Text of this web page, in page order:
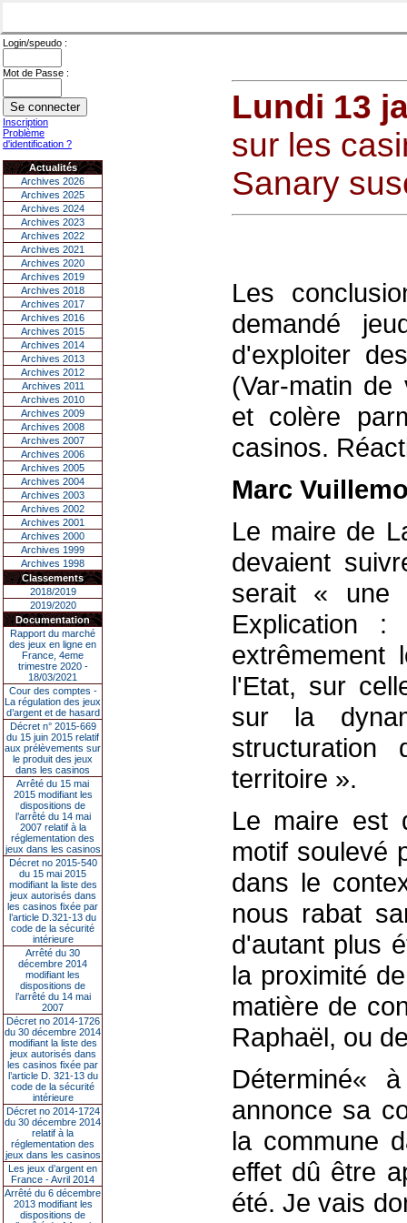
Login/speudo :
Mot de Passe :
Inscription
Problème
d'identification ?
Actualités
Archives 2026
Archives 2025
Archives 2024
Archives 2023
Archives 2022
Archives 2021
Archives 2020
Archives 2019
Archives 2018
Archives 2017
Archives 2016
Archives 2015
Archives 2014
Archives 2013
Archives 2012
Archives 2011
Archives 2010
Archives 2009
Archives 2008
Archives 2007
Archives 2006
Archives 2005
Archives 2004
Archives 2003
Archives 2002
Archives 2001
Archives 2000
Archives 1999
Archives 1998
Classements
2018/2019
2019/2020
Documentation
Rapport du marché
des jeux en ligne en
France, 4eme
trimestre 2020 -
18/03/2021
Cour des comptes -
La régulation des jeux
d’argent et de hasard
Décret n° 2015-669
du 15 juin 2015 relatif
aux prélèvements sur
le produit des jeux
dans les casinos
Arrêté du 15 mai
2015 modifiant les
dispositions de
l’arrêté du 14 mai
2007 relatif à la
réglementation des
jeux dans les casinos
Décret no 2015-540
du 15 mai 2015
modifiant la liste des
jeux autorisés dans
les casinos fixée par
l’article D.321-13 du
code de la sécurité
intérieure
Arrêté du 30
décembre 2014
modifiant les
dispositions de
l’arrêté du 14 mai
2007
Décret no 2014-1726
du 30 décembre 2014
modifiant la liste des
jeux autorisés dans
les casinos fixée par
l’article D. 321-13 du
code de la sécurité
intérieure
Décret no 2014-1724
du 30 décembre 2014
relatif à la
réglementation des
jeux dans les casinos
Les jeux d’argent en
France - Avril 2014
Arrêté du 6 décembre
2013 modifiant les
dispositions de
Lundi 13
sur les
Sanary
Les
demandé
d'exploiter
(Var-matin de
et colère
casinos.
Marc
Le maire de
devaient
serait « une
Explication :
l'Etat, sur
sur la
territoire ».
Le maire est
motif soulevé
dans le
nous rabat
d'autant plus
la proximité
matière de
Raphaël, ou
Déterminé«
annonce sa
la commune
effet dû être
été. Je vais